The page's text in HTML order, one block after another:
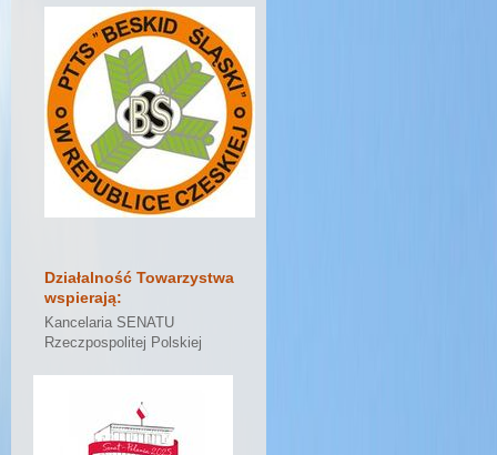
Działalność Towarzystwa
wspierają:
Kancelaria SENATU
Rzeczpospolitej Polskiej